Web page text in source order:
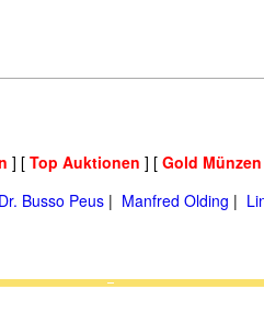
] [ Top Auktionen ] [ Gold
Dr. Busso Peus | Manfred Olding |